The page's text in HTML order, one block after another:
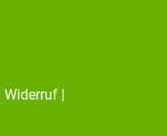
Widerruf